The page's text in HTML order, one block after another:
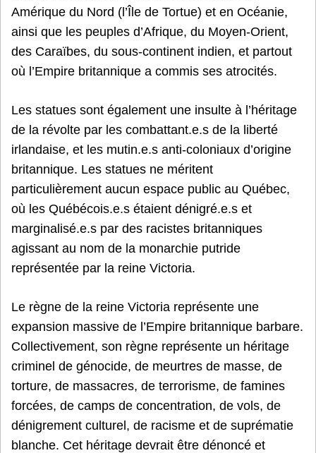
Amérique du Nord (l’Île de Tortue) et en Océanie,
ainsi que les peuples d’Afrique, du Moyen-Orient,
des Caraïbes, du sous-continent indien, et partout
où l’Empire britannique a commis ses atrocités.
Les statues sont également une insulte à l’héritage
de la révolte par les combattant.e.s de la liberté
irlandaise, et les mutin.e.s anti-coloniaux d’origine
britannique. Les statues ne méritent
particulièrement aucun espace public au Québec,
où les Québécois.e.s étaient dénigré.e.s et
marginalisé.e.s par des racistes britanniques
agissant au nom de la monarchie putride
représentée par la reine Victoria.
Le règne de la reine Victoria représente une
expansion massive de l’Empire britannique barbare.
Collectivement, son règne représente un héritage
criminel de génocide, de meurtres de masse, de
torture, de massacres, de terrorisme, de famines
forcées, de camps de concentration, de vols, de
dénigrement culturel, de racisme et de suprématie
blanche. Cet héritage devrait être dénoncé et